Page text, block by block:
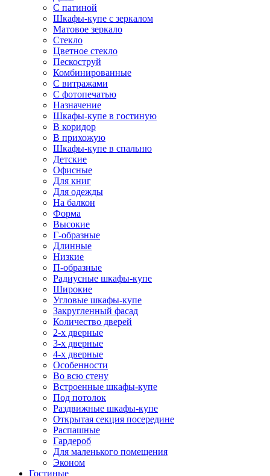
С патиной
Шкафы-купе с зеркалом
Матовое зеркало
Стекло
Цветное стекло
Пескоструй
Комбинированные
С витражами
С фотопечатью
Назначение
Шкафы-купе в гостиную
В коридор
В прихожую
Шкафы-купе в спальню
Детские
Офисные
Для книг
Для одежды
На балкон
Форма
Высокие
Г-образные
Длинные
Низкие
П-образные
Радиусные шкафы-купе
Широкие
Угловые шкафы-купе
Закругленный фасад
Количество дверей
2-х дверные
3-х дверные
4-х дверные
Особенности
Во всю стену
Встроенные шкафы-купе
Под потолок
Раздвижные шкафы-купе
Открытая секция посередине
Распашные
Гардероб
Для маленького помещения
Эконом
Гостиные